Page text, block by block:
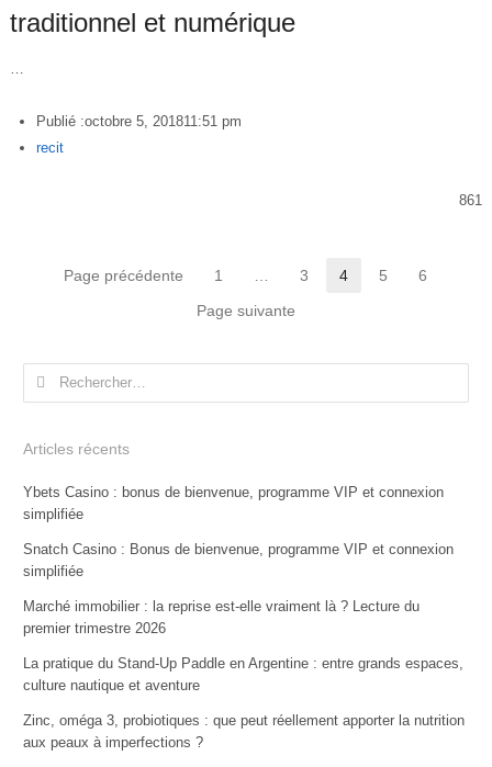
traditionnel et numérique
Publié :octobre 5, 201811:51 pm
Author
recit
861
Pagination
Page précédente Page
1 Page
3 Page
4 Page
5
6
Page suivante
Rechercher :
Articles récents
Ybets Casino : bonus de bienvenue, programme VIP et connexion
simplifiée
Snatch Casino : Bonus de bienvenue, programme VIP et connexion
simplifiée
Marché immobilier : la reprise est-elle vraiment là ? Lecture du
premier trimestre 2026
La pratique du Stand-Up Paddle en Argentine : entre grands espaces,
culture nautique et aventure
Zinc, oméga 3, probiotiques : que peut réellement apporter la nutrition
aux peaux à imperfections ?